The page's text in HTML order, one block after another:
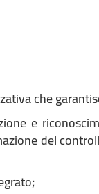
che
e
del